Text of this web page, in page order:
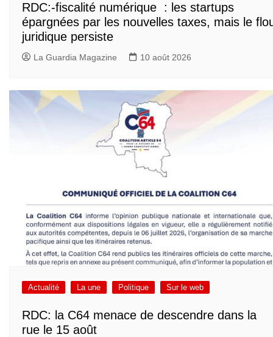
RDC:-fiscalité numérique : les startups
épargnées par les nouvelles taxes, mais le
juridique persiste
La Guardia Magazine 10 août 2026
Actualité La une Politique Sur le web
RDC: la C64 menace de descendre dans la
rue le 15 août